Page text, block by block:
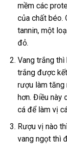
mềm các
của chất béo.
tannin, một
đỏ.
Vang trắng thì
trắng được
rượu làm tăng
hơn. Điều này
cá để làm vị
Rượu vị nào
vang ngọt thì